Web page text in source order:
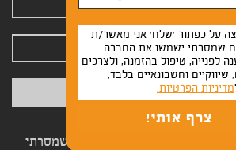
ומבצעים משתלמים
'שלח' אני מאשר/ת כי הפרטים שמסרתי
על כפתור 'שלח' אני מאשר/ת
שמסרתי ישמשו את החברה
לפנייה, טיפול בהזמנה, ולצרכים
שיווקיים וחשבונאיים בלבד,
מדיניות הפרטיות.